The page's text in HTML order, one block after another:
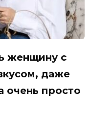
женщину с
даже
очень просто